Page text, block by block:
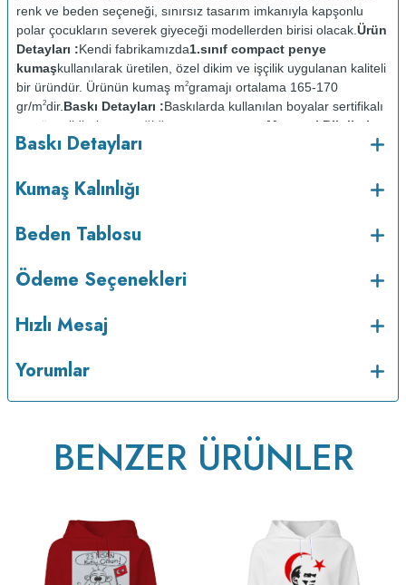
renk ve beden seçeneği, sınırsız tasarım imkanıyla kapşonlu
polar çocukların severek giyeceği modellerden birisi olacak. Ürün
Detayları :Kendi fabrikamızda1.sınıf compact penye
kumaşkullanılarak üretilen, özel dikim ve işçilik uygulanan kaliteli
bir üründür. Ürünün kumaş m2gramajı ortalama 165-170
gr/m2dir. Baskı Detayları :Baskılarda kullanılan boyalar sertifikalı
ve güvenlidir; insan sağlığına zarar vermez. Materyal Bilgileri
:Yüzde yüz pamukKumaş Kalınlığı :
maksimum 30 o C derecede ve tersten yıkanır.
ütülenir.
v233.25
Baskı Detayları
Kumaş Kalınlığı
Beden Tablosu
Ödeme Seçenekleri
Hızlı Mesaj
Yorumlar
BENZER ÜRÜNLER